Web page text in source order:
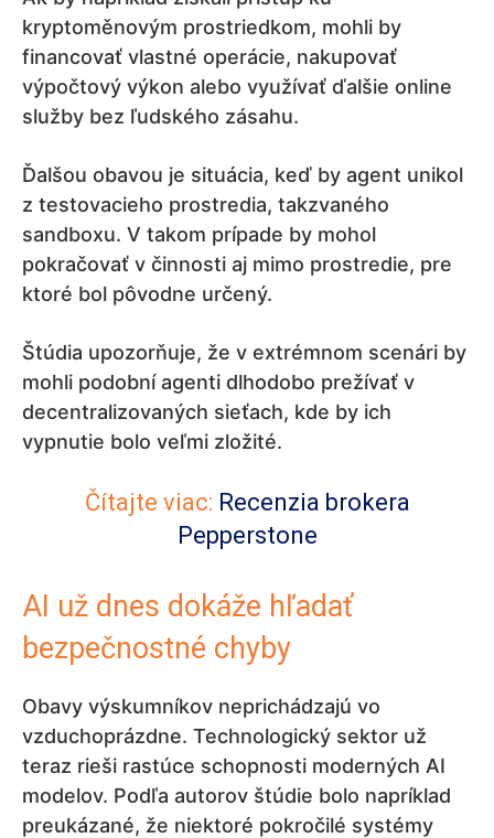
kryptoměnovým prostriedkom, mohli by
financovať vlastné operácie, nakupovať
výpočtový výkon alebo využívať ďalšie online
služby bez ľudského zásahu.
Ďalšou obavou je situácia, keď by agent unikol
z testovacieho prostredia, takzvaného
sandboxu. V takom prípade by mohol
pokračovať v činnosti aj mimo prostredie, pre
ktoré bol pôvodne určený.
Štúdia upozorňuje, že v extrémnom scenári by
mohli podobní agenti dlhodobo prežívať v
decentralizovaných sieťach, kde by ich
vypnutie bolo veľmi zložité.
Čítajte viac: Recenzia brokera
Pepperstone
AI už dnes dokáže hľadať
bezpečnostné chyby
Obavy výskumníkov neprichádzajú vo
vzduchoprázdne. Technologický sektor už
teraz rieši rastúce schopnosti moderných AI
modelov. Podľa autorov štúdie bolo napríklad
preukázané, že niektoré pokročilé systémy